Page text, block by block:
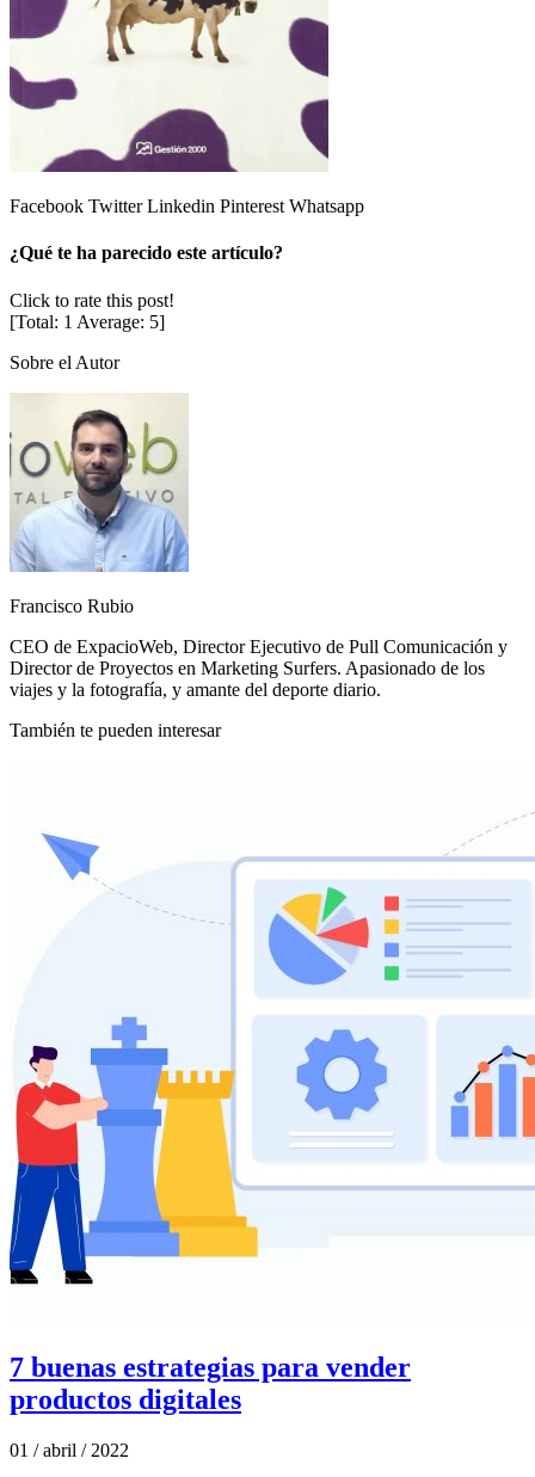
Facebook Twitter Linkedin Pinterest Whatsapp
¿Qué te ha parecido este artículo?
Click to rate this post!
[Total: 1 Average: 5]
Sobre el Autor
Francisco Rubio
CEO de ExpacioWeb, Director Ejecutivo de Pull Comunicación y
Director de Proyectos en Marketing Surfers. Apasionado de los
viajes y la fotografía, y amante del deporte diario.
También te pueden interesar
7 buenas estrategias para vender
productos digitales
01 / abril / 2022